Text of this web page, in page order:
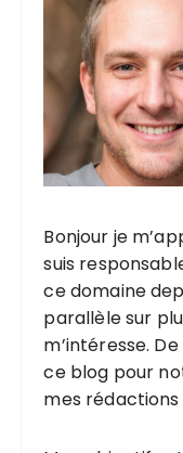
Bonjour je
suis
ce domaine
parallèle sur
m’intéresse.
ce blog pour
mes